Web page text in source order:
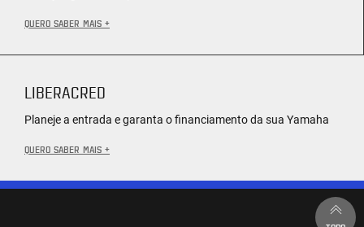
QUERO SABER MAIS +
LIBERACRED
Planeje a entrada e garanta o financiamento da sua Yamaha
QUERO SABER MAIS +